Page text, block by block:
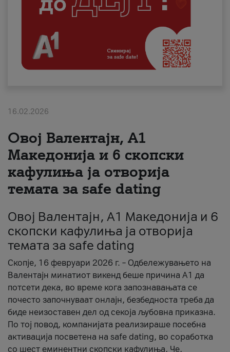
Поддршка
Надополни кредит
Плати сметка
#ПодобарОнлајн
16.02.2026
Овој Валентајн, A1
Македонија и 6 скопски
кафулиња ја отворија
темата за safe dating
Овој Валентајн, A1 Македонија и 6
скопски кафулиња ја отворија
темата за safe dating
Скопје, 16 февруари 2026 г. – Одбележувањето на
Валентајн минатиот викенд беше причина А1 да
потсети дека, во време кога запознавањата се
почесто започнуваат онлајн, безбедноста треба да
биде неизоставен дел од секоја љубовна приказна.
По тој повод, компанијата реализираше посебна
активација посветена на safe dating, во соработка
со шест еминентни скопски кафулиња, Че,